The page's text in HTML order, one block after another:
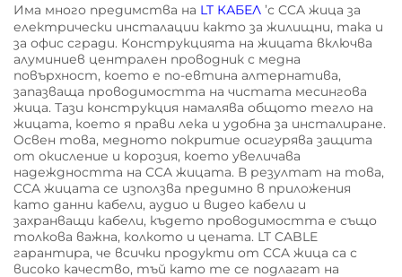
Има много предимства на LT КАБЕЛ ’с CCA жица за
електрически инсталации както за жилищни, така и
за офис сгради. Конструкцията на жицата включва
алуминиев централен проводник с медна
повърхност, което е по-евтина алтернатива,
запазваща проводимостта на чистата месингова
жица. Тази конструкция намалява общото тегло на
жицата, което я прави лека и удобна за инсталиране.
Освен това, медното покритие осигурява защита
от окисление и корозия, което увеличава
надеждността на CCA жицата. В резултат на това,
CCA жицата се използва предимно в приложения
като данни кабели, аудио и видео кабели и
захранващи кабели, където проводимостта е също
толкова важна, колкото и цената. LT CABLE
гарантира, че всички продукти от CCA жица са с
високо качество, тъй като те се подлагат на